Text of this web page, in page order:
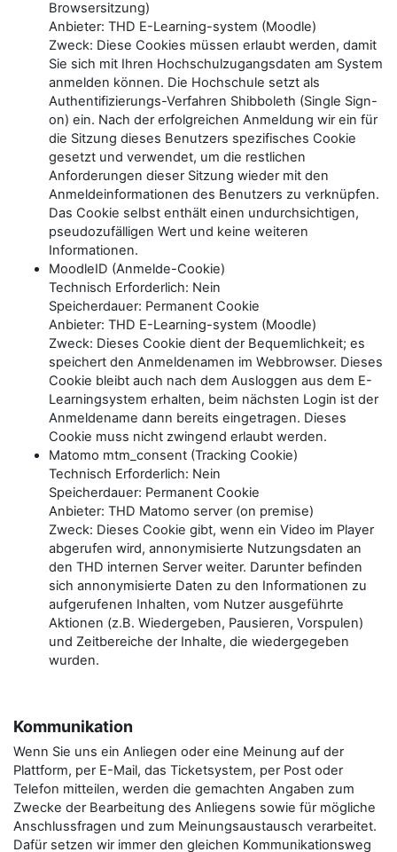
Browsersitzung)
Anbieter: THD E-Learning-system (Moodle)
Zweck: Diese Cookies müssen erlaubt werden, damit
Sie sich mit Ihren Hochschulzugangsdaten am System
anmelden können. Die Hochschule setzt als
Authentifizierungs-Verfahren Shibboleth (Single Sign-
on) ein. Nach der erfolgreichen Anmeldung wir ein für
die Sitzung dieses Benutzers spezifisches Cookie
gesetzt und verwendet, um die restlichen
Anforderungen dieser Sitzung wieder mit den
Anmeldeinformationen des Benutzers zu verknüpfen.
Das Cookie selbst enthält einen undurchsichtigen,
pseudozufälligen Wert und keine weiteren
Informationen.
MoodleID (Anmelde-Cookie)
Technisch Erforderlich: Nein
Speicherdauer: Permanent Cookie
Anbieter: THD E-Learning-system (Moodle)
Zweck: Dieses Cookie dient der Bequemlichkeit; es
speichert den Anmeldenamen im Webbrowser. Dieses
Cookie bleibt auch nach dem Ausloggen aus dem E-
Learningsystem erhalten, beim nächsten Login ist der
Anmeldename dann bereits eingetragen. Dieses
Cookie muss nicht zwingend erlaubt werden.
Matomo mtm_consent (Tracking Cookie)
Technisch Erforderlich: Nein
Speicherdauer: Permanent Cookie
Anbieter: THD Matomo server (on premise)
Zweck: Dieses Cookie gibt, wenn ein Video im Player
abgerufen wird, annonymisierte Nutzungsdaten an
den THD internen Server weiter. Darunter befinden
sich annonymisierte Daten zu den Informationen zu
aufgerufenen Inhalten, vom Nutzer ausgeführte
Aktionen (z.B. Wiedergeben, Pausieren, Vorspulen)
und Zeitbereiche der Inhalte, die wiedergegeben
wurden.
Kommunikation
Wenn Sie uns ein Anliegen oder eine Meinung auf der
Plattform, per E-Mail, das Ticketsystem, per Post oder
Telefon mitteilen, werden die gemachten Angaben zum
Zwecke der Bearbeitung des Anliegens sowie für mögliche
Anschlussfragen und zum Meinungsaustausch verarbeitet.
Dafür setzen wir immer den gleichen Kommunikationsweg